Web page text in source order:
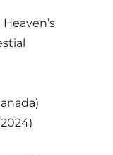
Heaven’s